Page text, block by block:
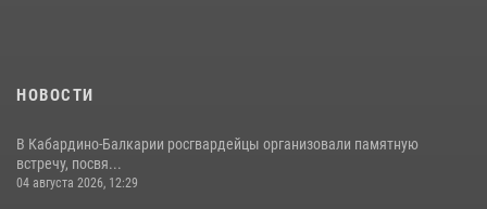
НОВОСТИ
В Кабардино-Балкарии росгвардейцы организовали памятную
встречу, посвя...
04 августа 2026, 12:29